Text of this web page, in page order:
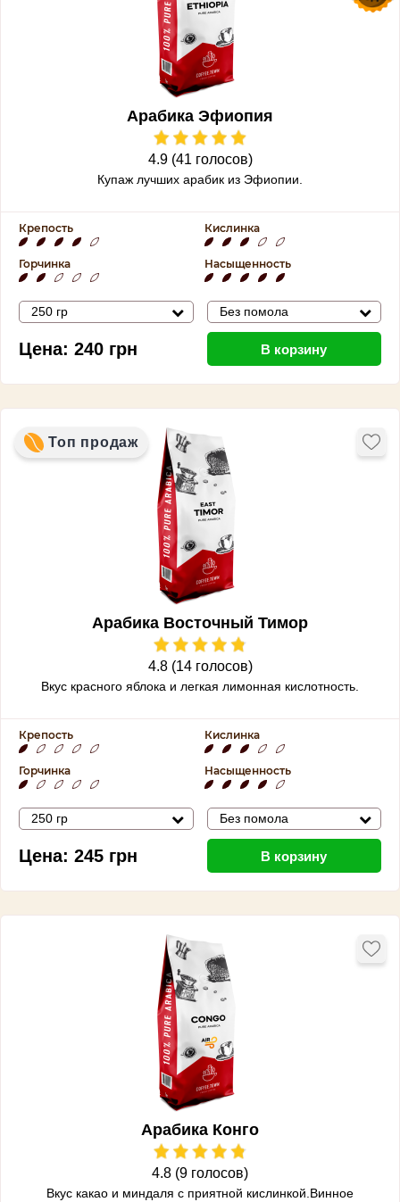
Арабика Эфиопия
4.9 (41 голосов)
Купаж лучших арабик из Эфиопии.
Крепость Кислинка
Горчинка Насыщенность
250 гр Без помола
Цена: 240 грн В корзину
Топ продаж
Арабика Восточный Тимор
4.8 (14 голосов)
Вкус красного яблока и легкая лимонная кислотность.
Крепость Кислинка
Горчинка Насыщенность
250 гр Без помола
Цена: 245 грн В корзину
Арабика Конго
4.8 (9 голосов)
Вкус какао и миндаля с приятной кислинкой.Винное